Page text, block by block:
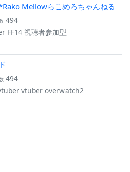
Mellowらこめろちゃんねる
494
FF14 視聴者参加型
494
vtuber overwatch2